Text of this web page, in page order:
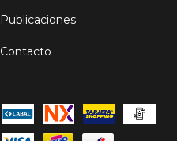
Publicaciones
Contacto